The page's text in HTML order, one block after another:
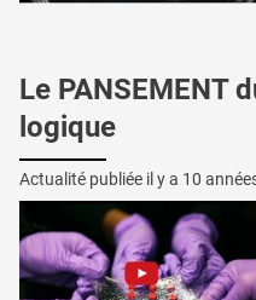
Le PANSEMENT
logique
Actualité publiée il y a 10